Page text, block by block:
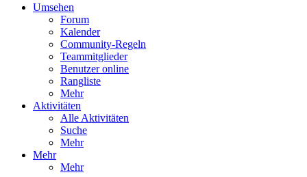
Umsehen
Forum
Kalender
Community-Regeln
Teammitglieder
Benutzer online
Rangliste
Mehr
Aktivitäten
Alle Aktivitäten
Suche
Mehr
Mehr
Mehr